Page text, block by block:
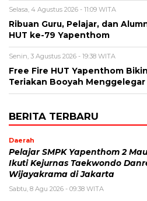
Selasa, 4 Agustus 2026 - 11:09 WITA
Ribuan Guru, Pelajar, dan
HUT ke-79 Yapenthom
Senin, 3 Agustus 2026 - 19:38 WITA
Free Fire HUT Yapenthom
Teriakan Booyah Menggelegar
BERITA TERBARU
Daerah
Pelajar SMPK Yapenthom 2
Ikuti Kejurnas Taekwondo
Wijayakrama di Jakarta
Sabtu, 8 Agu 2026 - 09:38 WITA